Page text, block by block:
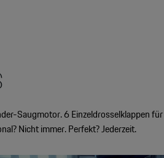
Saugmotor. 6 Einzeldrosselklappen
Nicht immer. Perfekt? Jederzeit.